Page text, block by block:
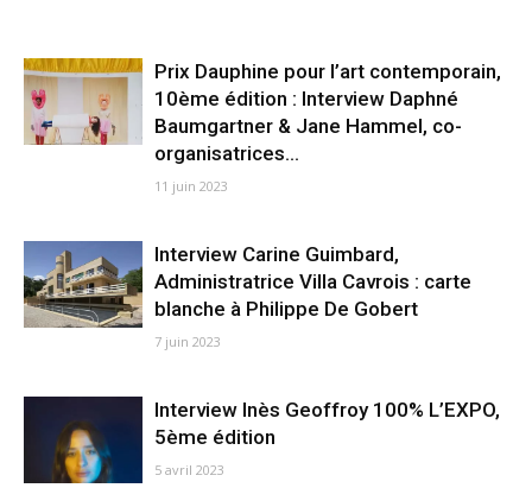
Prix Dauphine pour l’art contemporain,
10ème édition : Interview Daphné
Baumgartner & Jane Hammel, co-
organisatrices...
11 juin 2023
Interview Carine Guimbard,
Administratrice Villa Cavrois : carte
blanche à Philippe De Gobert
7 juin 2023
Interview Inès Geoffroy 100% L’EXPO,
5ème édition
5 avril 2023